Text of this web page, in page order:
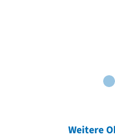
Weitere